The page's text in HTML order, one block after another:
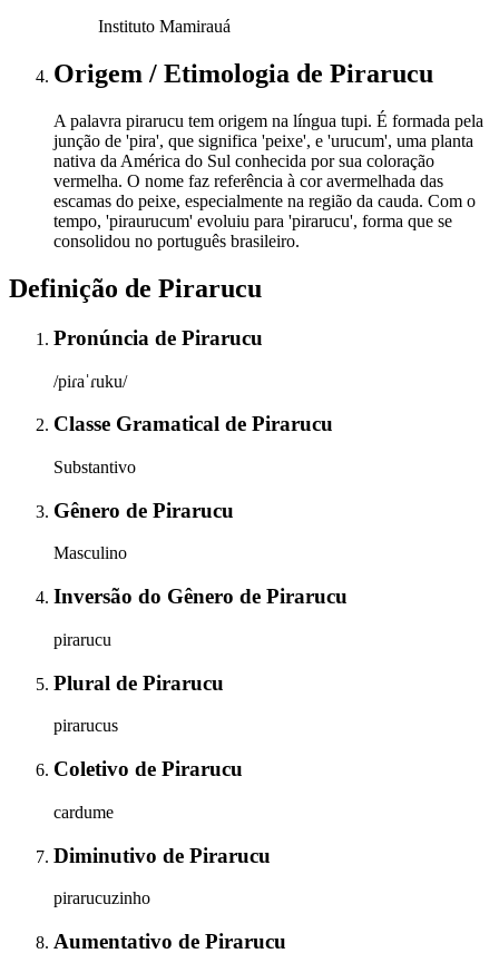
Instituto Mamirauá
Origem / Etimologia de Pirarucu
A palavra pirarucu tem origem na língua tupi. É formada pela
junção de 'pira', que significa 'peixe', e 'urucum', uma planta
nativa da América do Sul conhecida por sua coloração
vermelha. O nome faz referência à cor avermelhada das
escamas do peixe, especialmente na região da cauda. Com o
tempo, 'piraurucum' evoluiu para 'pirarucu', forma que se
consolidou no português brasileiro.
Definição de Pirarucu
Pronúncia de Pirarucu
/piɾaˈɾuku/
Classe Gramatical de Pirarucu
Substantivo
Gênero de Pirarucu
Masculino
Inversão do Gênero de Pirarucu
pirarucu
Plural de Pirarucu
pirarucus
Coletivo de Pirarucu
cardume
Diminutivo de Pirarucu
pirarucuzinho
Aumentativo de Pirarucu